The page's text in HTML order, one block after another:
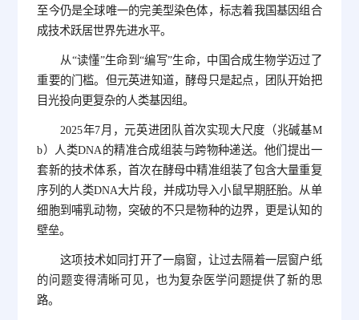
至今仍是全球唯一的完美型染色体，标志着我国基因组合
成技术跃居世界先进水平。
从“读懂”生命到“编写”生命，中国合成生物学迈过了
重要的门槛。但元英进知道，酵母只是起点，团队开始把
目光投向更复杂的人类基因组。
2025年7月，元英进团队首次实现大尺度（兆碱基M
b）人类DNA的精准合成组装与跨物种递送。他们提出一
套新的技术体系，首次在酵母中精准组装了包含大量重复
序列的人类DNA大片段，并成功导入小鼠早期胚胎。从单
细胞到哺乳动物，突破的不只是物种的边界，更是认知的
壁垒。
这项技术如同打开了一扇窗，让过去隔着一层窗户纸
的问题变得清晰可见，也为复杂医学问题提供了新的思
路。